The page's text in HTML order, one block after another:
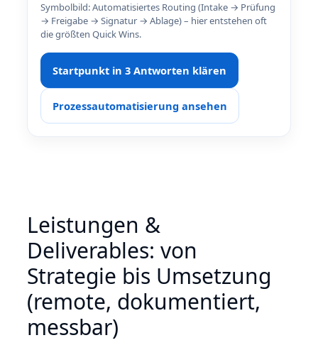
Symbolbild: Automatisiertes Routing (Intake → Prüfung
→ Freigabe → Signatur → Ablage) – hier entstehen oft
die größten Quick Wins.
Startpunkt in 3 Antworten klären
Prozessautomatisierung ansehen
Leistungen &
Deliverables: von
Strategie bis Umsetzung
(remote, dokumentiert,
messbar)